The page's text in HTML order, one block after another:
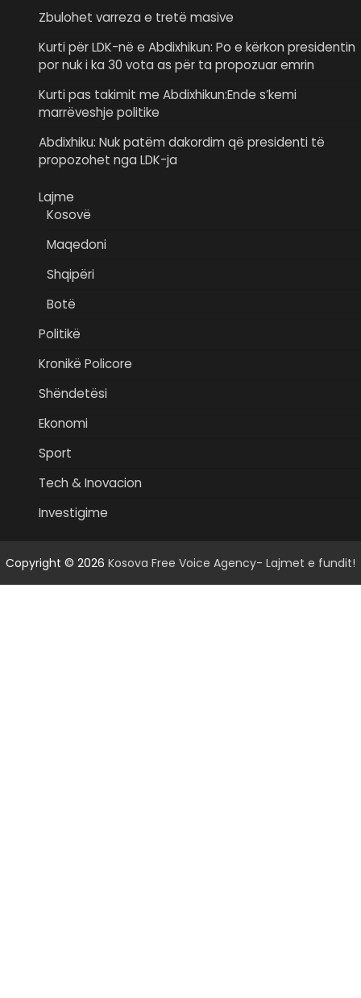
Zbulohet varreza e tretë masive
Kurti për LDK-në e Abdixhikun: Po e kërkon presidentin
por nuk i ka 30 vota as për ta propozuar emrin
Kurti pas takimit me Abdixhikun:Ende s’kemi
marrëveshje politike
Abdixhiku: Nuk patëm dakordim që presidenti të
propozohet nga LDK-ja
Lajme
Kosovë
Maqedoni
Shqipëri
Botë
Politikë
Kronikë Policore
Shëndetësi
Ekonomi
Sport
Tech & Inovacion
Investigime